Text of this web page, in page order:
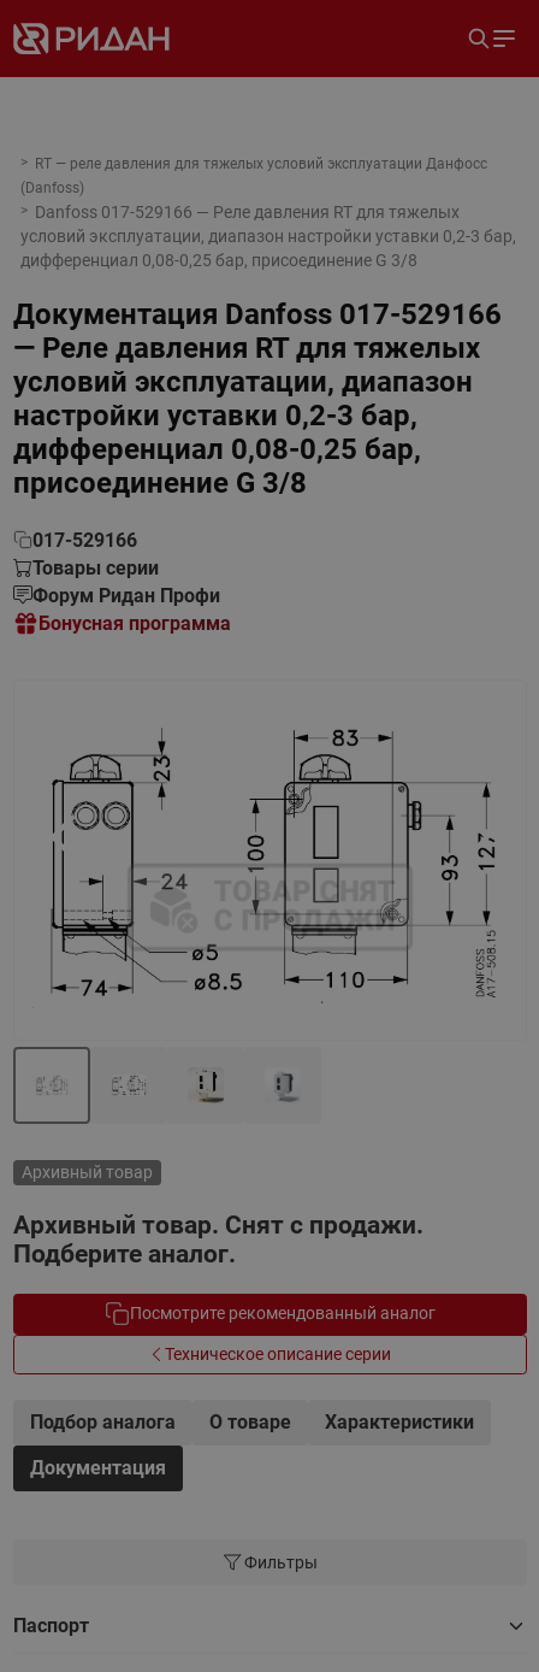
RT — реле давления для тяжелых условий эксплуатации Данфосс
(Danfoss)
Danfoss 017-529166 — Реле давления RT для тяжелых
условий эксплуатации, диапазон настройки уставки 0,2-3 бар,
дифференциал 0,08-0,25 бар, присоединение G 3/8
Документация Danfoss 017-529166
— Реле давления RT для тяжелых
условий эксплуатации, диапазон
настройки уставки 0,2-3 бар,
дифференциал 0,08-0,25 бар,
присоединение G 3/8
017-529166
Товары серии
Форум Ридан Профи
Бонусная программа
Архивный товар
Архивный товар. Снят с продажи.
Подберите аналог.
Посмотрите рекомендованный аналог
Техническое описание серии
Назад Вперед
Подбор аналога О товаре
Характеристики
Документация
Фильтры
Паспорт